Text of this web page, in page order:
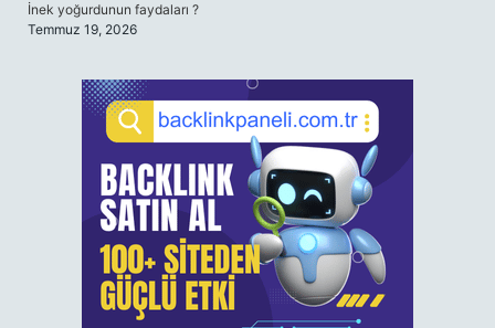
İnek yoğurdunun faydaları ?
Temmuz 19, 2026